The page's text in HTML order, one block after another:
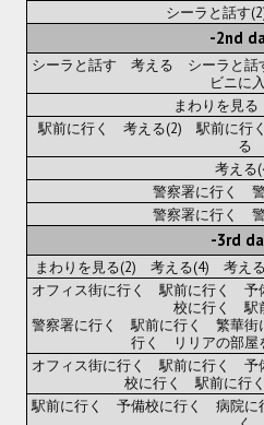
Apella CBBE SSE BodySlide (with
Apella 2.0 CBBE SSE BodySlide
Kitana CBBE SSE BodySlide
New Light Skyrim SE
SB Corset Armor CBBE SSE
Wedding Wear CBBE SSE
Работы Тестера 55
Наёмный оборотень
シーラと話す
-2nd
シーラと話す 考える シーラと
ビニに
まわりを見
駅前に行く 考える(2) 駅前に行
る
考える
警察署に行く
警察署に行く
-3rd
まわりを見る(2) 考える(4) 考え
オフィス街に行く 駅前に行く
校に行く 駅
警察署に行く 駅前に行く 繁華街
行く リリアの部
オフィス街に行く 駅前に行く
校に行く 駅前に行
駅前に行く 予備校に行く 病院